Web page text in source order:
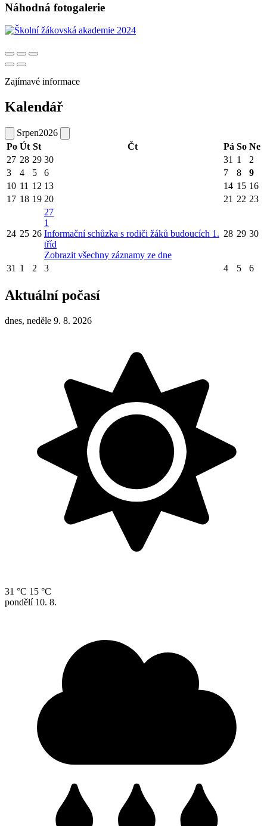
Náhodná fotogalerie
Zajímavé informace
Kalendář
Srpen2026
Po Út St Čt Pá So Ne
27 28 29 30 31 1
2
3
4 5 6 7 8
9
10 11 12 13 14 15 16
17 18 19 20 21 22 23
24 25 26
27
1
Informační schůzka s rodiči žáků budoucích 1.
tříd
Zobrazit všechny záznamy ze dne
28 29 30
31 1 2 3 4 5 6
Aktuální počasí
dnes, neděle 9. 8. 2026
31 °C 15 °C
pondělí 10. 8.